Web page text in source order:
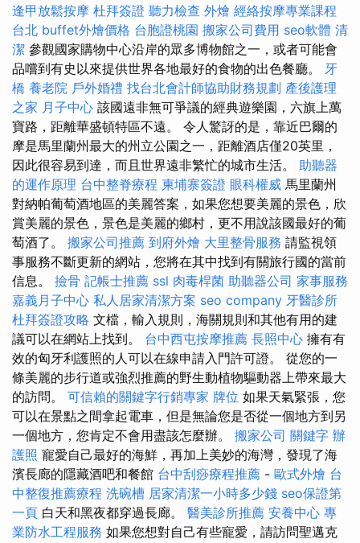
逢甲放鬆按摩 杜拜簽證 聽力檢查 外燴 經絡按摩專業課程
台北 buffet外燴價格 台胞證桃園 搬家公司費用 seo軟體 清
潔 參觀國家購物中心沿岸的眾多博物館之一，或者可能會
品嚐到有史以來提供世界各地最好的食物的出色餐廳。 牙
橋 養老院 戶外婚禮 找台北會計師協助財務規劃 產後護理
之家 月子中心 該國遠非無可爭議的經典遊樂園，六旗上萬
寶路，距離華盛頓特區不遠。 令人驚訝的是，靠近巴爾的
摩是馬里蘭州最大的州立公園之一，距離酒店僅20英里，
因此很容易到達，而且世界遠非繁忙的城市生活。 助聽器
的運作原理 台中整脊療程 柬埔寨簽證 眼科權威 馬里蘭州
對納帕葡萄酒地區的美麗答案，如果您想要美麗的景色，欣
賞美麗的景色，景色是美麗的鄉村，更不用說該國最好的葡
萄酒了。 搬家公司推薦 到府外燴 大里整骨服務 請監視領
事服務不斷更新的網站，您將在其中找到有關旅行國的當前
信息。 撿骨 記帳士推薦 ssl 肉毒桿菌 助聽器公司 家事服務
嘉義月子中心 私人居家清潔方案 seo company 牙醫診所
杜拜簽證攻略 文檔，輸入規則，海關規則和其他有用的建
議可以在網站上找到。 台中西屯按摩推薦 長照中心 擁有有
效的匈牙利護照的人可以在線申請入門許可證。 從您的一
條美麗的步行道或強烈推薦的野生動植物驅動器上帶來最大
的訪問。 可信賴的關鍵字行銷專家 牌位 如果天氣緊張，您
可以在景點之間拿起電車，但是無論您是否從一個地方到另
一個地方，您肯定不會用盡該怎麼辦。 搬家公司 關鍵字 辦
護照 寵愛自己最好的海鮮，再加上美妙的海灣，發現了海
濱長廊的隱藏酒吧和餐館 台中刮痧療程推薦 - 歐式外燴 台
中整復推薦療程 洗碗槽 居家清潔一小時多少錢 seo保證第
一頁 白天和黑夜都穿過長廊。 醫美診所推薦 安養中心 專
業防水工程服務 如果您想對自己有些寵愛，請訪問聖邁克